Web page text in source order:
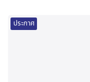
ประกาศ